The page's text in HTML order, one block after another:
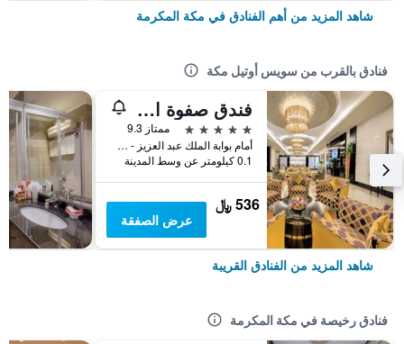
شاهد المزيد من أهم الفنادق في مكة المكرمة
فنادق بالقرب من سويس أوتيل مكة
فندق صفوة الغفران مكة
5 نجوم
ممتاز 9.3
أمام بوابة الملك عبد العزيز - شارع أجياد, مكة المكرمة, المملكة العربية السعودية
0.1 كيلومتر عن وسط المدينة
536 ﷼
عرض الصفقة
شاهد المزيد من الفنادق القريبة
فنادق رخيصة في مكة المكرمة